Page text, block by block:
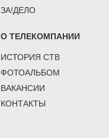
ЗА!ДЕЛО
О ТЕЛЕКОМПАНИИ
ИСТОРИЯ СТВ
ФОТОАЛЬБОМ
ВАКАНСИИ
КОНТАКТЫ